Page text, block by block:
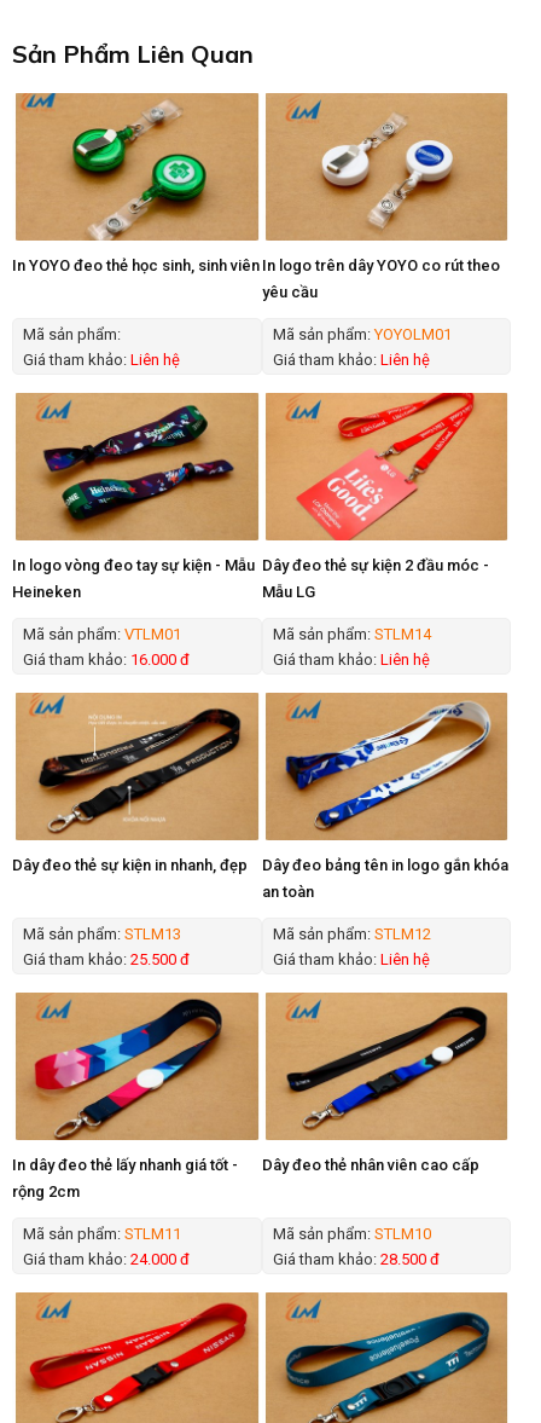
Sản Phẩm Liên Quan
In YOYO đeo thẻ học sinh, sinh viên
Mã sản phẩm:
Giá tham khảo: Liên hệ
In logo trên dây YOYO co rút theo
yêu cầu
Mã sản phẩm:YOYOLM01
Giá tham khảo: Liên hệ
In logo vòng đeo tay sự kiện - Mẫu
Heineken
Mã sản phẩm: VTLM01
Giá tham khảo: 16.000 đ
Dây đeo thẻ sự kiện 2 đầu móc -
Mẫu LG
Mã sản phẩm: STLM14
Giá tham khảo: Liên hệ
Dây đeo thẻ sự kiện in nhanh, đẹp
Mã sản phẩm: STLM13
Giá tham khảo: 25.500 đ
Dây đeo bảng tên in logo gắn khóa
an toàn
Mã sản phẩm: STLM12
Giá tham khảo: Liên hệ
In dây đeo thẻ lấy nhanh giá tốt -
rộng 2cm
Mã sản phẩm: STLM11
Giá tham khảo: 24.000 đ
Dây đeo thẻ nhân viên cao cấp
Mã sản phẩm: STLM10
Giá tham khảo: 28.500 đ